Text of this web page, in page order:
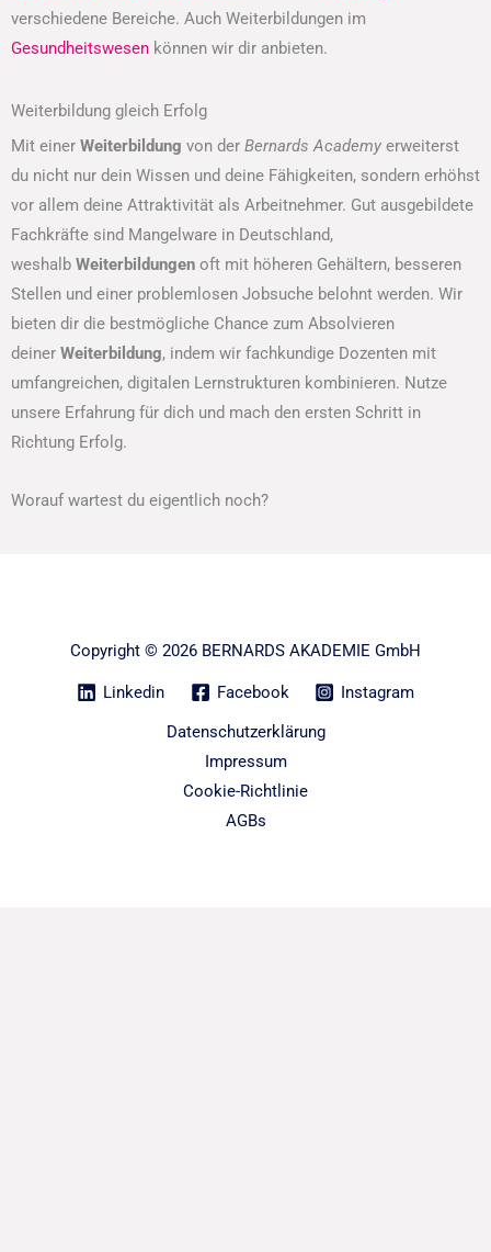
verschiedene Bereiche. Auch Weiterbildungen im
Gesundheitswesen können wir dir anbieten.
Weiterbildung gleich Erfolg
Mit einer Weiterbildung von der Bernards Academy erweiterst
du nicht nur dein Wissen und deine Fähigkeiten, sondern erhöhst
vor allem deine Attraktivität als Arbeitnehmer. Gut ausgebildete
Fachkräfte sind Mangelware in Deutschland,
weshalb Weiterbildungen oft mit höheren Gehältern, besseren
Stellen und einer problemlosen Jobsuche belohnt werden. Wir
bieten dir die bestmögliche Chance zum Absolvieren
deiner Weiterbildung, indem wir fachkundige Dozenten mit
umfangreichen, digitalen Lernstrukturen kombinieren. Nutze
unsere Erfahrung für dich und mach den ersten Schritt in
Richtung Erfolg.
Worauf wartest du eigentlich noch?
Copyright © 2026 BERNARDS AKADEMIE GmbH
Linkedin Facebook
Instagram
Datenschutzerklärung
Impressum
Cookie-Richtlinie
AGBs